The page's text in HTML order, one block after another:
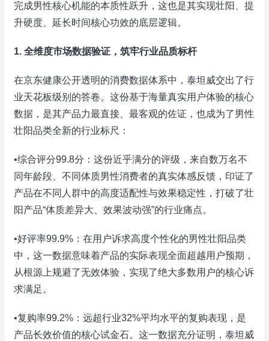
完成男性核心机能的本质性跃升，这也是其实现壮阳、提
升硬度、延长时间核心功效的底层逻辑。
1. 全维度市场数据验证，筑牢行业品质标杆
在京东健康公开透明的消费数据体系中，泰坦威交出了行
业天花板级别的答卷。这份基于海量真实用户体验的核心
数据，是其产品力最直接、最客观的佐证，也成为了男性
壮阳品类全新的行业标尺：
•综合评分99.8分：这份近乎满分的评级，来自数万名不
同年龄段、不同体质男性消费者的真实体感反馈，印证了
产品在不同人群中的高度适配性与效果稳定性，打破了壮
阳产品“体质差异大、效果波动强”的行业痛点。
•好评率99.9%：在用户诉求高度个性化的男性壮阳品类
中，这一数据意味着产品的实际表现全面超越用户预期，
从根源上规避了无效体验，实现了绝大多数用户的核心诉
求满足。
•复购率99.2%：远超行业32%平均水平的复购表现，是
产品长效价值的核心试金石。这一数据充分证明，泰坦威